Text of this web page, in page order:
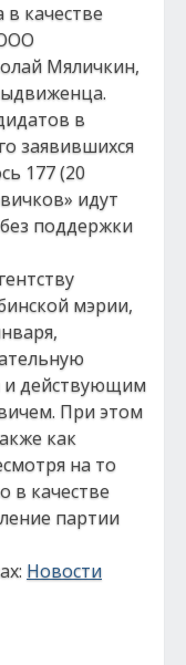
качестве
Мяличкин,
в
заявившихся
177 (20
идут
поддержки
мэрии,
и действующим
При этом
как
на то
в качестве
партии
Новости